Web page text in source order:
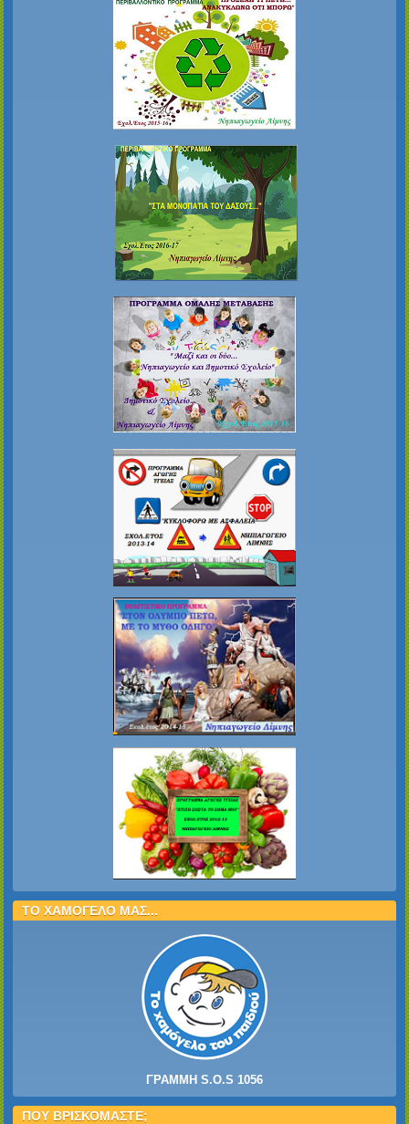
ΤΟ ΧΑΜΟΓΕΛΟ ΜΑΣ...
ΓΡΑΜΜΗ S.O.S 1056
ΠΟΥ ΒΡΙΣΚΟΜΑΣΤΕ;